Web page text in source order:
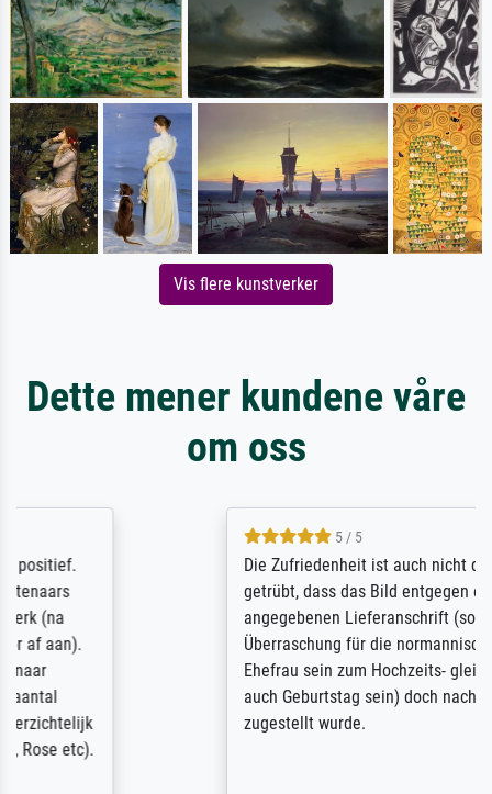
Vis flere kunstverker
Dette mener kundene våre
om oss
Die Zufriedenheit ist auch nicht dadurch
getrübt, dass das Bild entgegen einer
angegebenen Lieferanschrift (sollte eine
Überraschung für die normannische
Ehefrau sein zum Hochzeits- gleichzeitig
auch Geburtstag sein) doch nach zu Hause
zugestellt wurde.